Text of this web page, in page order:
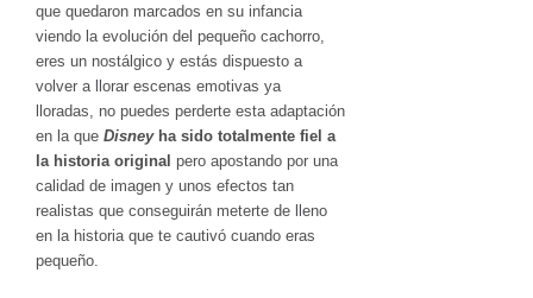
que quedaron marcados en su infancia
viendo la evolución del pequeño cachorro,
eres un nostálgico y estás dispuesto a
volver a llorar escenas emotivas ya
lloradas, no puedes perderte esta adaptación
en la que Disneyha sido totalmente fiel a
la historia original pero apostando por una
calidad de imagen y unos efectos tan
realistas que conseguirán meterte de lleno
en la historia que te cautivó cuando eras
pequeño.